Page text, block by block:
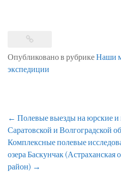
Опубликовано в рубрикеНаши
экспедиции
Навигация
по
записям
← Полевые выезды на юрские
Саратовской и Волгоградской
Комплексные полевые
озера Баскунчак (Астраханская
район) →